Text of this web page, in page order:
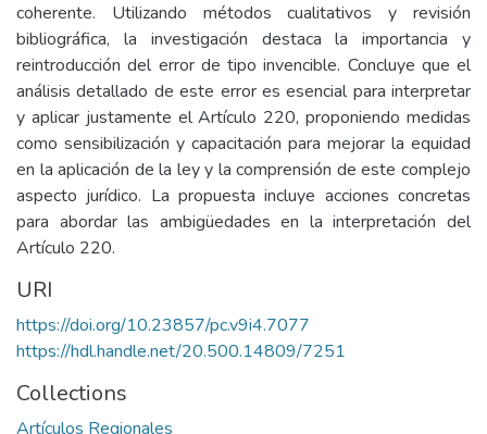
coherente. Utilizando métodos cualitativos y revisión
bibliográfica, la investigación destaca la importancia y
reintroducción del error de tipo invencible. Concluye que el
análisis detallado de este error es esencial para interpretar
y aplicar justamente el Artículo 220, proponiendo medidas
como sensibilización y capacitación para mejorar la equidad
en la aplicación de la ley y la comprensión de este complejo
aspecto jurídico. La propuesta incluye acciones concretas
para abordar las ambigüedades en la interpretación del
Artículo 220.
URI
https://doi.org/10.23857/pc.v9i4.7077
https://hdl.handle.net/20.500.14809/7251
Collections
Artículos Regionales